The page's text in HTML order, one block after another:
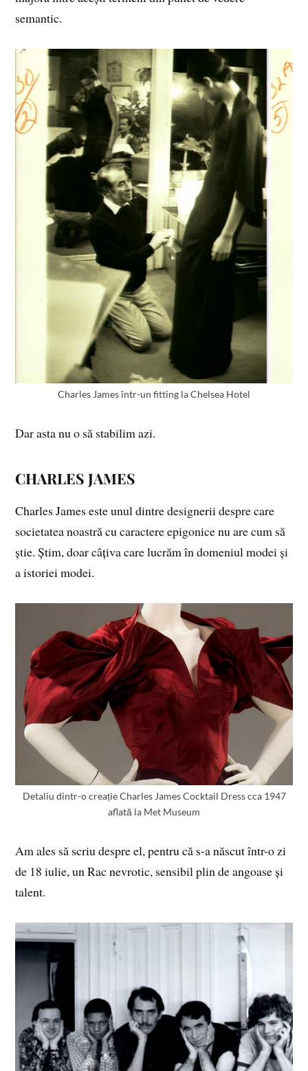
semantic.
Charles James într-un fitting la Chelsea Hotel
Dar asta nu o să stabilim azi.
CHARLES JAMES
Charles Jameseste unul dintre designerii despre care
societatea noastră cu caractere epigonice nu are cum să
știe. Știm, doar câțiva care lucrăm în domeniul modei și
a istoriei modei.
Detaliu dintr-o creație Charles James Cocktail Dress cca 1947
aflată la Met Museum
Am ales să scriu despre el, pentru că s-a născut într-o zi
de 18 iulie, un Rac nevrotic, sensibil plin de angoase și
talent.